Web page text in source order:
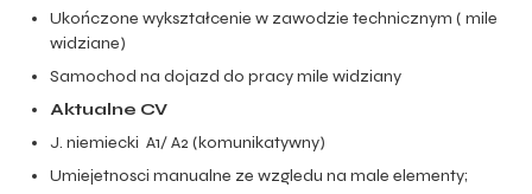
Ukończone wykształcenie w zawodzie technicznym ( mile
widziane)
Samochod na dojazd do pracy mile widziany
Aktualne CV
J. niemiecki A1/ A2 (komunikatywny)
Umiejetnosci manualne ze wzgledu na male elementy;